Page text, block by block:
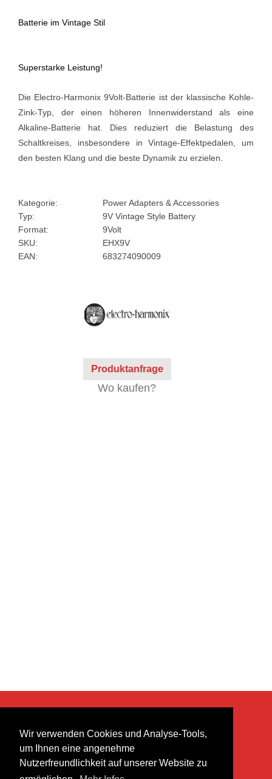
Wir verwenden Cookies und Analyse-Tools,
um Ihnen eine angenehme
Nutzerfreundlichkeit auf unserer Website zu
Batterie im Vintage Stil
Superstarke Leistung!
Die Electro-Harmonix 9Volt-Batterie ist der klassische Kohle-
Zink-Typ, der einen höheren Innenwiderstand als eine
Alkaline-Batterie hat. Dies reduziert die Belastung des
Schaltkreises, insbesondere in Vintage-Effektpedalen, um
den besten Klang und die beste Dynamik zu erzielen.
Kategorie:
Power Adapters & Accessories
Typ:
9V Vintage Style Battery
Format:
9Volt
SKU:
EHX9V
EAN:
683274090009
Produktanfrage
Wo kaufen?
heer musik ag
Lättenstrasse 35
8952 Schlieren